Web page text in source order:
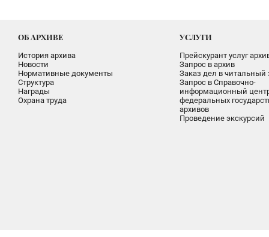
ОБ АРХИВЕ
История архива
Новости
Нормативные документы
Структура
Награды
Охрана труда
УСЛУГИ
Прейскурант услуг
Запрос в архив
Заказ дел в читальный
Запрос в Справочно-
информационный
федеральных
архивов
Проведение экскурсий